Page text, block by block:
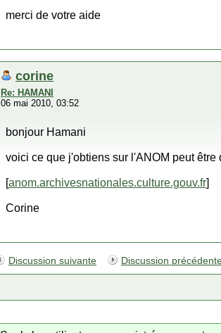
merci de votre aide
corine
Re: HAMANI
06 mai 2010, 03:52
bonjour Hamani
voici ce que j'obtiens sur l'ANOM peut
[anom.archivesnationales.culture.gouv.fr]
Corine
Discussion suivante Discussion